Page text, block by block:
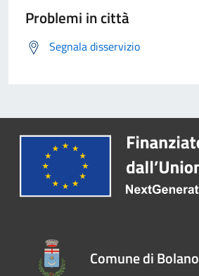
Problemi in città
Segnala disservizio
Comune di Bolano